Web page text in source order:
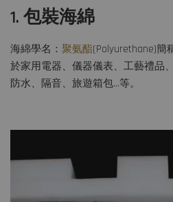
1. 包裝海綿
海綿學名： 聚氨酯(Polyurethane)簡
於家用電器、儀器儀表、工藝禮品
防水、隔音、旅遊箱包…等。